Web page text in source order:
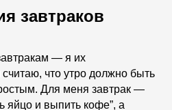
завтраков
— я их
что утро должно быть
Для меня завтрак —
яйцо и выпить кофе”, а